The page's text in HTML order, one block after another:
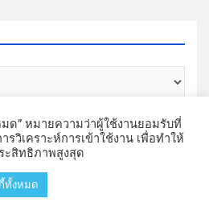
Mahidol University | Theme by
ด” หมายความว่าผู้ใช้งานยอมรับที่
รวิเคราะห์การเข้าใช้งาน เพื่อทำให้
ะสิทธิภาพสูงสุด
ทั้งหมด